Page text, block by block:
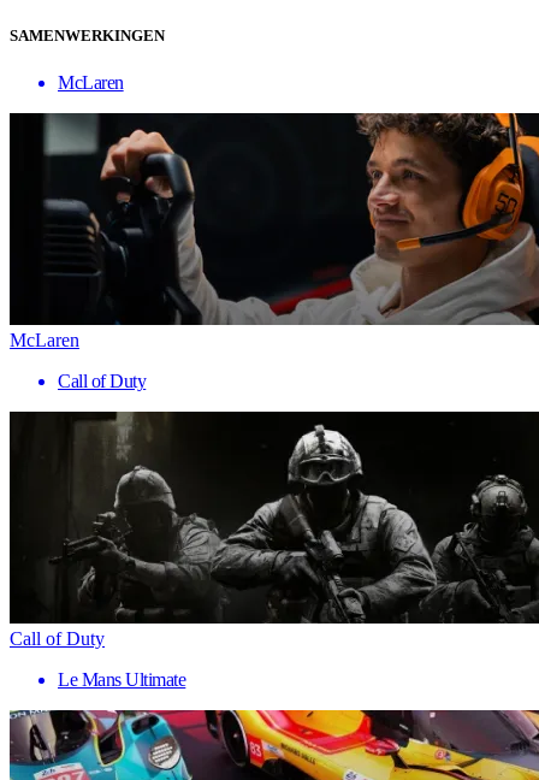
SAMENWERKINGEN
McLaren
McLaren
Call of Duty
Call of Duty
Le Mans Ultimate